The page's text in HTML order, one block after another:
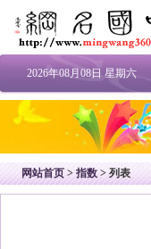
2026年08月08日 星期六
网站首页 > 指数 > 列表